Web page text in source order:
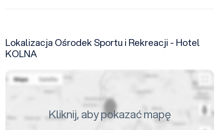
Lokalizacja Ośrodek Sportu i Rekreacji - Hotel
KOLNA
Kliknij, aby pokazać mapę